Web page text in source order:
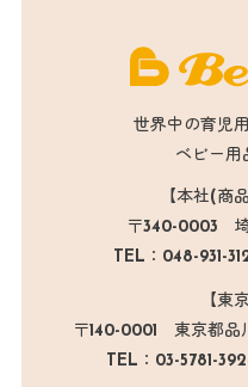
世界中の育児
ベビー用
【本社(商
〒340-0003 埼
TEL：048-931-
【東
〒140-0001 東京都品
TEL：03-5781-